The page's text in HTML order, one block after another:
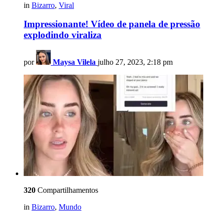
in Bizarro, Viral
Impressionante! Vídeo de panela de pressão
explodindo viraliza
por Maysa Vilela julho 27, 2023, 2:18 pm
320 Compartilhamentos
in Bizarro, Mundo